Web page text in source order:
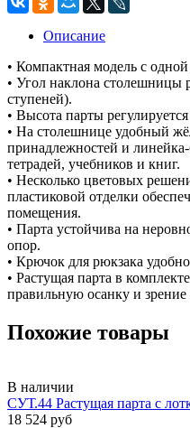
Описание
• Компактная модель с
• Угол наклона столешницы
ступеней).
• Высота парты
• На столешнице удобный
принадлежностей и
тетрадей, учебников и книг.
• Несколько цветовых
пластиковой отделки
помещения.
• Парта устойчива на
опор.
• Крючок для рюкзака
• Растущая парта в
правильную осанку и зрение
Похожие товары
В наличии
СУТ.44 Растущая парта с
18 524 руб